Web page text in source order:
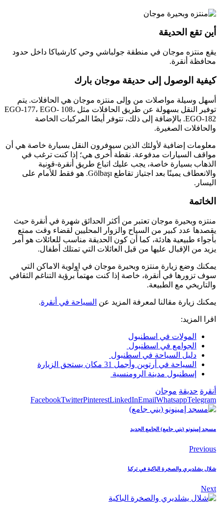
أين تقع الحديقة
يقع منتزه موجان في منطقة جولباشي وحي كارشياكا داخل حدود
محافظة أنقرة.
كيفية الوصول إلى حديقة موجان بارك
أسهل وسيلة مواصلات من وإلى منتزه موجان هي الحافلات. يتم
توفير النقل بسهولة عن طريق الحافلات مثل EGO-177، EGO- 108،
EGO-182. بالإضافة إلى ذلك، تتوفر أيضًا المركبات الخاصة
والحافلات الصغيرة.
معلومات إضافية لأولئك الذين سيوفرون النقل بسيارة خاصة هي أن
مواقف السيارات مدفوعة. نقطة أخرى هي؛ إذا كنت ترغب في
الذهاب بسيارة خاصة، يجب عليك اتباع طريق أنقرة-قونية
والانعطاف يمينًا بعد اجتياز تقاطع Gölbaşı. هو فقط للأمام على
اليسار.
الخاتمة
منتزه وبحيرة موجان تعتبر من أكثر الحدائق شهرة في أنقرة حيث
يقصدها عدد كبير من السياح والزوار المحليين لقضاء وقت ممتع
بأجواء طبيعية هادئة، كما أن كون الحديقة مناسب للعائلات هو أمر
يزيد من الإقبال عليها من قبل العائلات التي تمتلك أطفال.
يمكنك وضع زيارة منتزه وبحيرة موجان في اولوية الاماكن التي
سوف تزورها في أنقرة، خاصة إذا كنت مهتماً برؤية التناغم الثقافي
والتاريخي مع الطبيعة.
يمكنك زيارة مقالنا لمعرفة المزيد عن السياحة في أنقرة.
اقرا المزيد:
المولات في اسطنبول
الجوامع في اسطنبول
دليل السياحة في اسطنبول
السياحة في أرتوين وأجمل 31 مكان يستحق الزيارة
إسطنبول مدينة الرومنسية
أنقرة حديقة موجان
FacebookTwitterPinterestLinkedInEmailWhatsappTelegram
مسجد إمينونو (يني جامع) الجامع الجديد
Previous
شلال يشلديري والصخرة الباكية في تركيا
Next